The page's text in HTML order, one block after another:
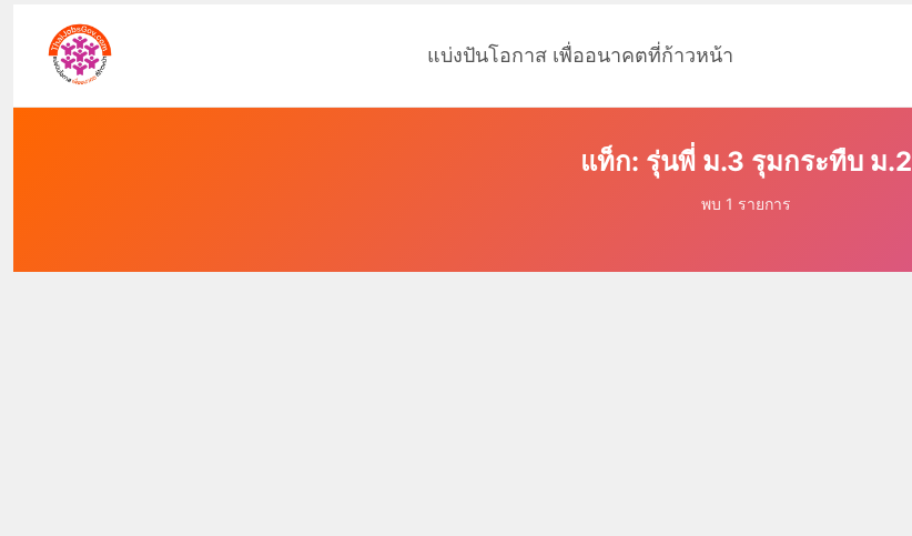
แบ่งปันโอกาส เพื่ออนาคตที่ก้าวหน้า
แท็ก: รุ่นพี่ ม.3 รุมกระทืบ ม.2
พบ 1 รายการ